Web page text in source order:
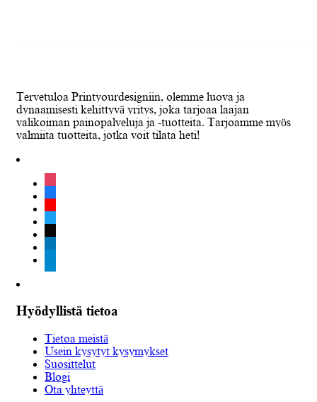
Tervetuloa Printyourdesigniin, olemme luova ja
dynaamisesti kehittyvä yritys, joka tarjoaa laajan
valikoiman painopalveluja ja -tuotteita. Tarjoamme myös
valmiita tuotteita, jotka voit tilata heti!
instagram
facebook
youtube
twitter
tiktok
Hyödyllistä tietoa
Tietoa meistä
Usein kysytyt kysymykset
Suosittelut
Blogi
Ota yhteyttä